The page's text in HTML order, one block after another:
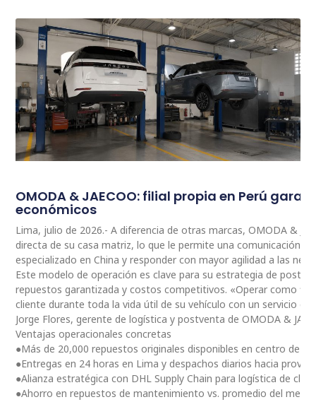
OMODA & JAECOO: filial propia en Perú
económicos
Lima, julio de 2026.- A diferencia de otras marcas, OMODA &
directa de su casa matriz, lo que le permite una comunicación
especializado en China y responder con mayor agilidad a las
Este modelo de operación es clave para su estrategia de
repuestos garantizada y costos competitivos. «Operar como
cliente durante toda la vida útil de su vehículo con un servicio
Jorge Flores, gerente de logística y postventa de OMODA &
Ventajas operacionales concretas
●Más de 20,000 repuestos originales disponibles en centro de
●Entregas en 24 horas en Lima y despachos diarios hacia
●Alianza estratégica con DHL Supply Chain para logística de
●Ahorro en repuestos de mantenimiento vs. promedio del